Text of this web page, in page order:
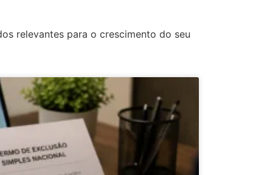
relevantes para o crescimento do seu